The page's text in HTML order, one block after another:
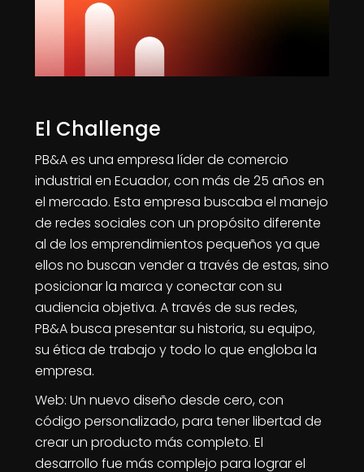
El Challenge
PB&A es una empresa líder de comercio
industrial en Ecuador, con más de 25 años en
el mercado. Esta empresa buscaba el manejo
de redes sociales con un propósito diferente
al de los emprendimientos pequeños ya que
ellos no buscan vender a través de estas, sino
posicionar la marca y conectar con su
audiencia objetiva. A través de sus redes,
PB&A busca presentar su historia, su equipo,
su ética de trabajo y todo lo que engloba la
empresa.
Web: Un nuevo diseño desde cero, con
código personalizado, para tener libertad de
crear un producto más completo. El
desarrollo fue más complejo para lograr el